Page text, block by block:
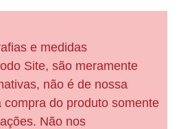
e medidas
Site, são meramente
não é de nossa
compra do produto somente
Não nos